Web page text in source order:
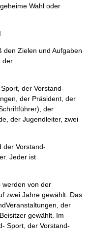
Wahl oder
den Zielen und Aufgaben
der
der Vorstand-
der Präsident, der
der
der Jugendleiter, zwei
der Vorstand-
Jeder ist
werden von der
zwei Jahre gewählt. Das
der
gewählt. Im
Sport, der Vorstand-